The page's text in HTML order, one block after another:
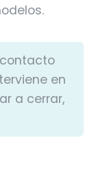
en
a cerrar,